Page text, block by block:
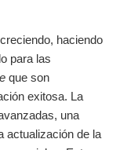
haciendo
para las
que son
exitosa. La
una
actualización de la